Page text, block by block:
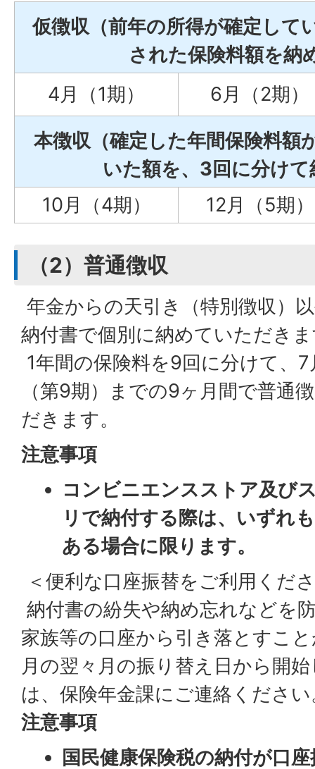
仮徴収（前年の所得が確定して
された保険料額を納
4月（1期）
6月（2期）
本徴収（確定した年間保険料額
いた額を、3回に分け
10月（4期）
12月（5期）
（2）普通徴収
年金からの天引き（特別徴収）
納付書で個別に納めていただき
1年間の保険料を9回に分けて、
（第9期）までの9ヶ月間で普通
だきます。
注意事項
コンビニエンスストア及び
リで納付する際は、いずれ
ある場合に限ります。
＜便利な口座振替をご利用くだ
納付書の紛失や納め忘れなどを
家族等の口座から引き落とすこ
月の翌々月の振り替え日から開
は、保険年金課にご連絡ください
注意事項
国民健康保険税の納付が口